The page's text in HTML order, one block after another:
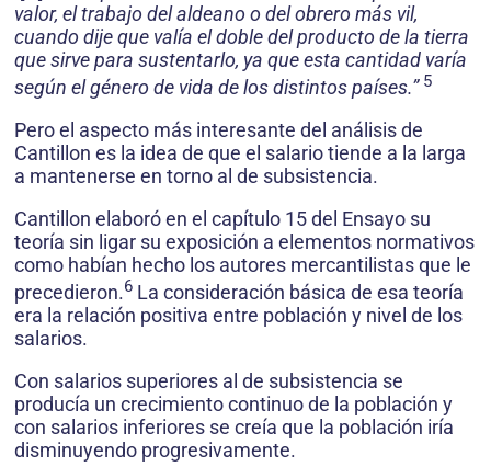
valor, el trabajo del aldeano o del obrero más vil,
cuando dije que valía el doble del producto de la tierra
que sirve para sustentarlo, ya que esta cantidad varía
según el género de vida de los distintos países.” 5
Pero el aspecto más interesante del análisis de
Cantillon es la idea de que el salario tiende a la larga
a mantenerse en torno al de subsistencia.
Cantillon elaboró en el capítulo 15 del Ensayo su
teoría sin ligar su exposición a elementos normativos
como habían hecho los autores mercantilistas que le
precedieron.6 La consideración básica de esa teoría
era la relación positiva entre población y nivel de los
salarios.
Con salarios superiores al de subsistencia se
producía un crecimiento continuo de la población y
con salarios inferiores se creía que la población iría
disminuyendo progresivamente.